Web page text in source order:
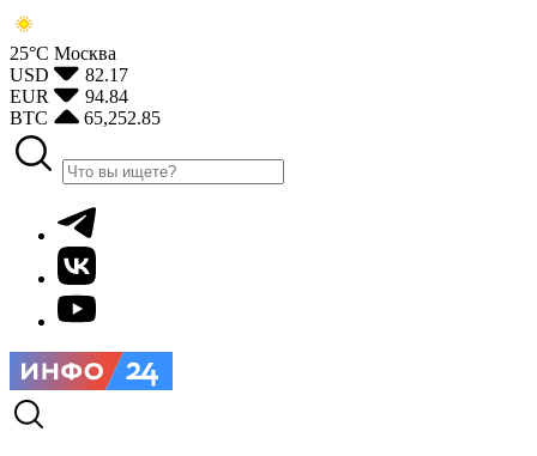
25°С Москва
USD
82.17
EUR
94.84
BTC
65,252.85